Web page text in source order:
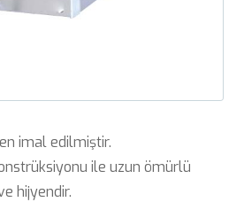
imal edilmiştir.
ile uzun ömürlü
hijyendir.